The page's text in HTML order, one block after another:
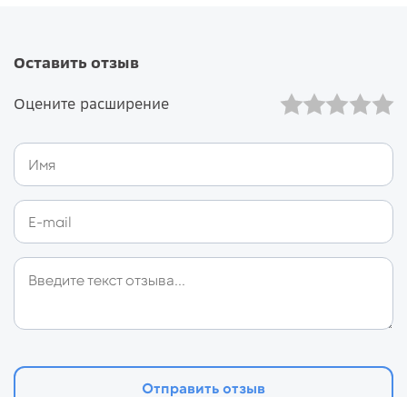
Оставить отзыв
Оцените расширение
Отправить отзыв